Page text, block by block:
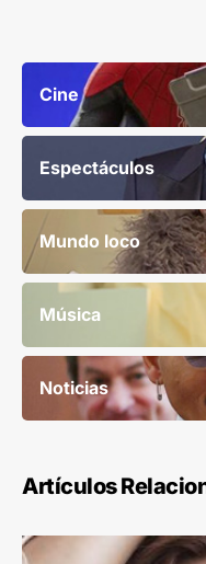
Cine
Espectáculos
Mundo loco
Música
Noticias
Artículos